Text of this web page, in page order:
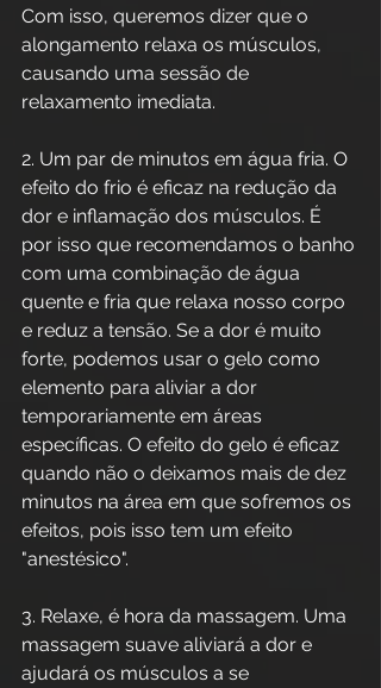
Com isso, queremos dizer que o
alongamento relaxa os músculos,
causando uma sessão de
relaxamento imediata.
2. Um par de minutos em água fria. O
efeito do frio é eficaz na redução da
dor e inflamação dos músculos. É
por isso que recomendamos o banho
com uma combinação de água
quente e fria que relaxa nosso corpo
e reduz a tensão. Se a dor é muito
forte, podemos usar o gelo como
elemento para aliviar a dor
temporariamente em áreas
específicas. O efeito do gelo é eficaz
quando não o deixamos mais de dez
minutos na área em que sofremos os
efeitos, pois isso tem um efeito
"anestésico".
3. Relaxe, é hora da massagem. Uma
massagem suave aliviará a dor e
ajudará os músculos a se